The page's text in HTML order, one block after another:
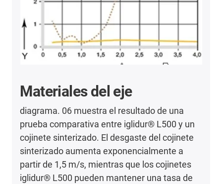
Materiales del eje
diagrama. 06 muestra el resultado de una
prueba comparativa entre iglidur® L500 y un
cojinete sinterizado. El desgaste del cojinete
sinterizado aumenta exponencialmente a
partir de 1,5 m/s, mientras que los cojinetes
iglidur® L500 pueden mantener una tasa de